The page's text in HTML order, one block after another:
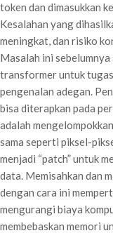
token dan dimasukkan
Kesalahan yang
meningkat, dan risiko
Masalah ini
transformer untuk
pengenalan adegan.
bisa diterapkan pada
adalah
sama seperti piksel-
menjadi “patch” untuk
data. Memisahkan dan
dengan cara ini
mengurangi biaya
membebaskan memori